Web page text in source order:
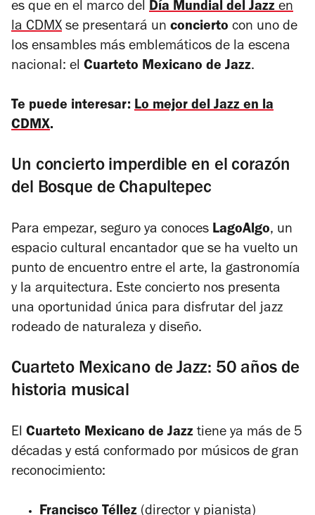
es que en el marco del Día Mundial del Jazzen
la CDMX se presentará un concierto con uno de
los ensambles más emblemáticos de la escena
nacional: el Cuarteto Mexicano de Jazz.
Te puede interesar: Lo mejor del Jazz en la
CDMX.
Un concierto imperdible en el corazón
del Bosque de Chapultepec
Para empezar, seguro ya conoces LagoAlgo, un
espacio cultural encantador que se ha vuelto un
punto de encuentro entre el arte, la gastronomía
y la arquitectura. Este concierto nos presenta
una oportunidad única para disfrutar del jazz
rodeado de naturaleza y diseño.
Cuarteto Mexicanode Jazz: 50 años de
historia musical
El Cuarteto Mexicano de Jazz tiene ya más de 5
décadas y está conformado por músicos de gran
reconocimiento: